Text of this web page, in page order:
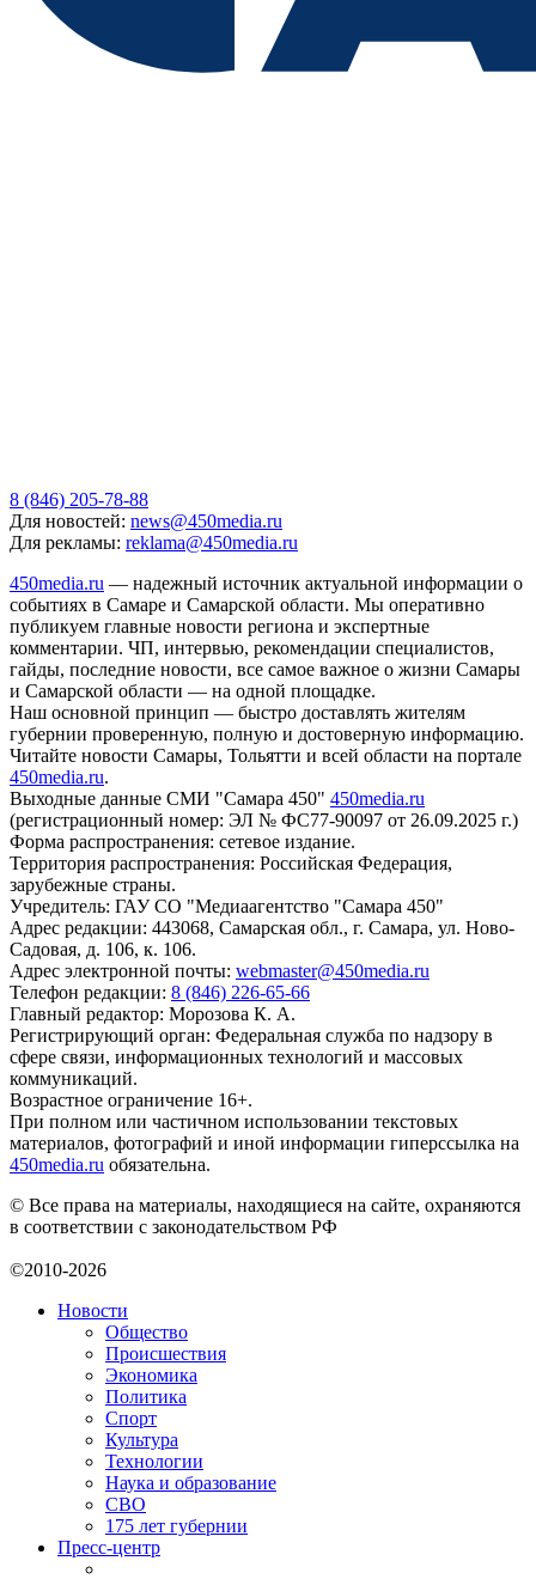
8 (846) 205-78-88
Для новостей: news@450media.ru
Для рекламы: reklama@450media.ru
450media.ru — надежный источник актуальной информации о
событиях в Самаре и Самарской области. Мы оперативно
публикуем главные новости региона и экспертные
комментарии. ЧП, интервью, рекомендации специалистов,
гайды, последние новости, все самое важное о жизни Самары
и Самарской области — на одной площадке.
Наш основной принцип — быстро доставлять жителям
губернии проверенную, полную и достоверную информацию.
Читайте новости Самары, Тольятти и всей области на портале
450media.ru.
Выходные данные СМИ "Самара 450" 450media.ru
(регистрационный номер: ЭЛ № ФС77-90097 от 26.09.2025 г.)
Форма распространения: сетевое издание.
Территория распространения: Российская Федерация,
зарубежные страны.
Учредитель: ГАУ СО "Медиаагентство "Самара 450"
Адрес редакции: 443068, Самарская обл., г. Самара, ул. Ново-
Садовая, д. 106, к. 106.
Адрес электронной почты: webmaster@450media.ru
Телефон редакции: 8 (846) 226-65-66
Главный редактор: Морозова К. А.
Регистрирующий орган: Федеральная служба по надзору в
сфере связи, информационных технологий и массовых
коммуникаций.
Возрастное ограничение 16+.
При полном или частичном использовании текстовых
материалов, фотографий и иной информации гиперссылка на
450media.ru обязательна.
© Все права на материалы, находящиеся на сайте, охраняются
в соответствии с законодательством РФ
©2010-2026
Новости
Общество
Происшествия
Экономика
Политика
Спорт
Культура
Технологии
Наука и образование
СВО
175 лет губернии
Пресс-центр